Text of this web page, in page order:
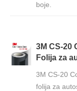
boje.
3M CS-20
Folija za
3M CS-20
folija za